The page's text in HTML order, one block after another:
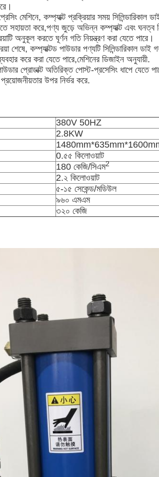
মেশিনে, কম্প্যাক্ট প্রক্রিয়ার সময়
সহায়তা করে,পণ্য জুড়ে অভিন্ন কম্প্যাক্ট এবং ঘনত্ব
অনুকূল করতে ঘূর্ণন গতি নিয়ন্ত্রণ করা যেতে পারে।
শেষে, কম্প্যাক্টড পাউডার পণ্যটি সিলিন্ডারিকাল
করে করা যেতে পারে,মেশিনের ডিজাইন অনুযায়ী.
প্রোডাক্ট অতিরিক্ত পোস্ট-প্রসেসিং ধাপে যেতে
উপর নির্ভর করে.
380V 50HZ
2.8KW
0.৫৫ কিলোওয়াট
180 কেজি/সিএম2
2.২ কিলোওয়াট
৫-১৫ সেকেন্ড/মডিউল
৯৬০ এমএম
৩২০ কেজি